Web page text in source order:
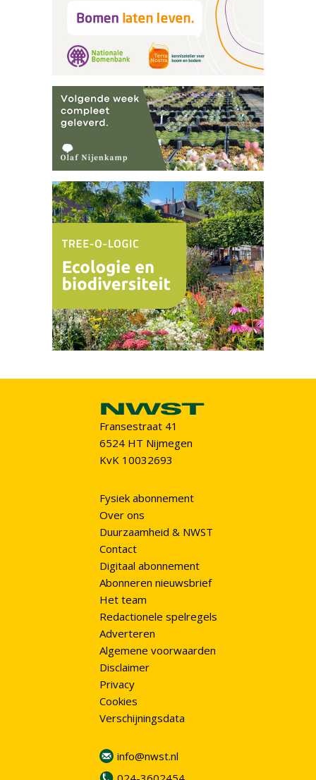
Fransestraat 41
6524 HT Nijmegen
KvK 10032693
Fysiek abonnement
Over ons
Duurzaamheid & NWST
Contact
Digitaal abonnement
Abonneren nieuwsbrief
Het team
Redactionele spelregels
Adverteren
Algemene voorwaarden
Disclaimer
Privacy
Cookies
Verschijningsdata
info@nwst.nl